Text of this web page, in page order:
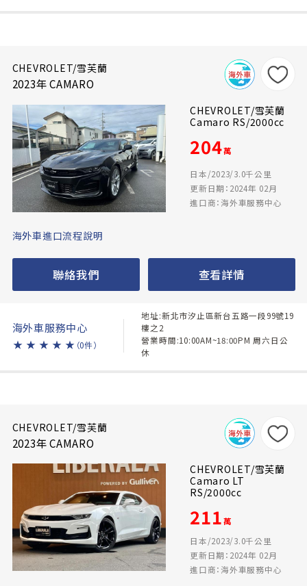
CHEVROLET/雪芙蘭
2023年 CAMARO
CHEVROLET/雪芙蘭
Camaro RS/2000cc
204萬
日本/2023/3.0千公里
更新日期：2024年 02月
進口商：海外車服務中心
海外車進口流程說明
聯絡我們 查看詳情
海外車服務中心
★ ★ ★ ★ ★ （0件）
地址:新北市汐止區新台五路一段99號19
樓之2
營業時間:10:00AM~18:00PM 周六日公
休
CHEVROLET/雪芙蘭
2023年 CAMARO
CHEVROLET/雪芙蘭
Camaro LT
RS/2000cc
211萬
日本/2023/3.0千公里
更新日期：2024年 02月
進口商：海外車服務中心